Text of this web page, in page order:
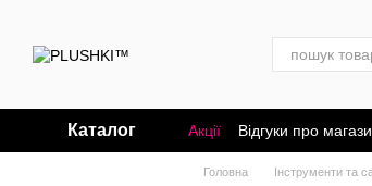
Каталог Акції Відгуки про
Головна Інструменти та